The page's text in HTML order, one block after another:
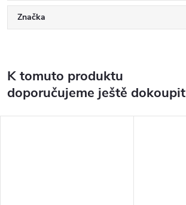
Značka
K tomuto produktu
doporučujeme ještě dokoupit